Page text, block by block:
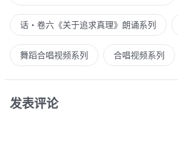
话・卷六《关于追求真理》朗诵系列
舞蹈合唱视频系列 合唱视频系列
发表评论